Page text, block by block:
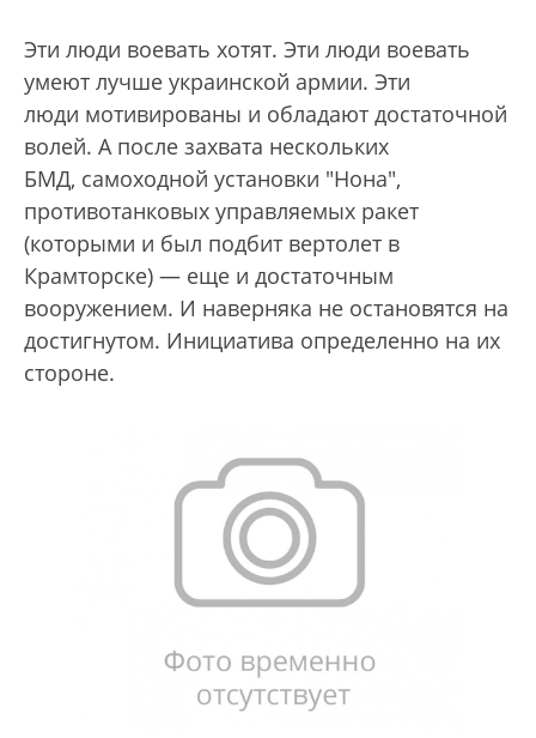
Эти люди воевать хотят. Эти люди воевать
умеют лучше украинской армии. Эти
люди мотивированы и обладают достаточной
волей. А после захвата нескольких
БМД, самоходной установки "Нона",
противотанковых управляемых ракет
(которыми и был подбит вертолет в
Крамторске) — еще и достаточным
вооружением. И наверняка не остановятся на
достигнутом. Инициатива определенно на их
стороне.